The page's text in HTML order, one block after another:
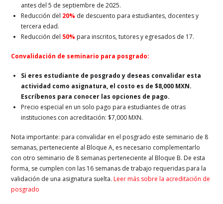
antes del 5 de septiembre de 2025.
Reducción del 20% de descuento para estudiantes, docentes y
tercera edad.
Reducción del 50% para inscritos, tutores y egresados de 17.
Convalidación de seminario para posgrado:
Si eres estudiante de posgrado y deseas convalidar esta
actividad como asignatura, el costo es de $8,000 MXN.
Escríbenos para conocer las opciones de pago.
Precio especial en un solo pago para estudiantes de otras
instituciones con acreditación: $7,000 MXN.
Nota importante: para convalidar en el posgrado este seminario de 8
semanas, perteneciente al Bloque A, es necesario complementarlo
con otro seminario de 8 semanas perteneciente al Bloque B. De esta
forma, se cumplen con las 16 semanas de trabajo requeridas para la
validación de una asignatura suelta.Leer más sobre la acreditación de
posgrado